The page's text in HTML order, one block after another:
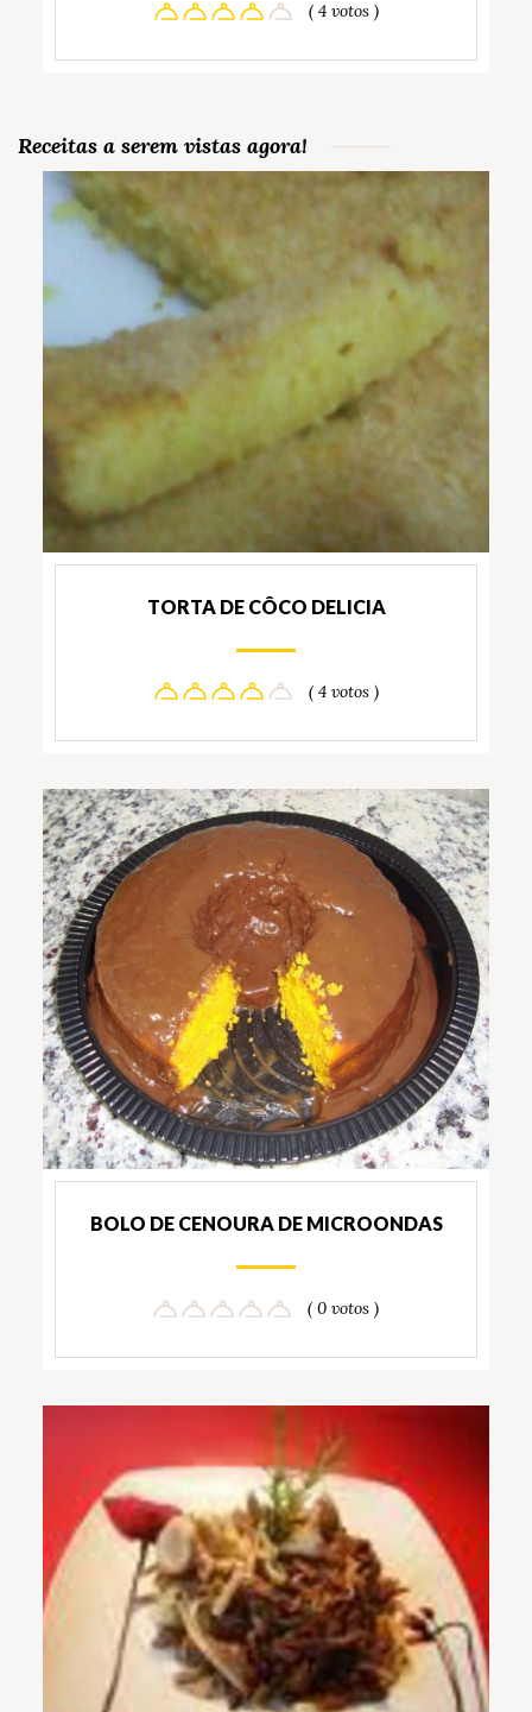
( 4 votos )
Receitas a serem vistas agora!
TORTA DE CÔCO DELICIA
( 4 votos )
BOLO DE CENOURA DE MICROONDAS
( 0 votos )